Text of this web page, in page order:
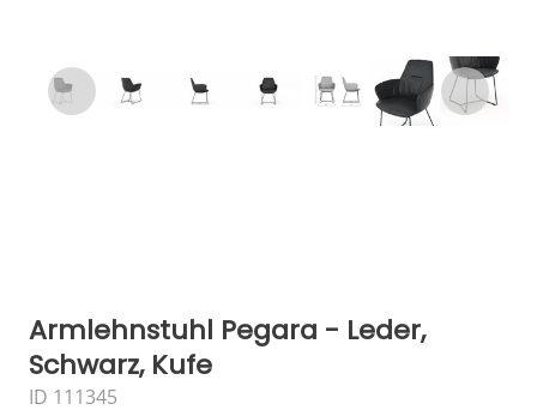
Armlehnstuhl Pegara - Leder,
Schwarz, Kufe
ID 111345